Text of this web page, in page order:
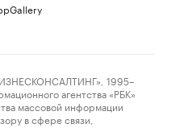
1995–
агентства «РБК»
массовой информации
в сфере связи,